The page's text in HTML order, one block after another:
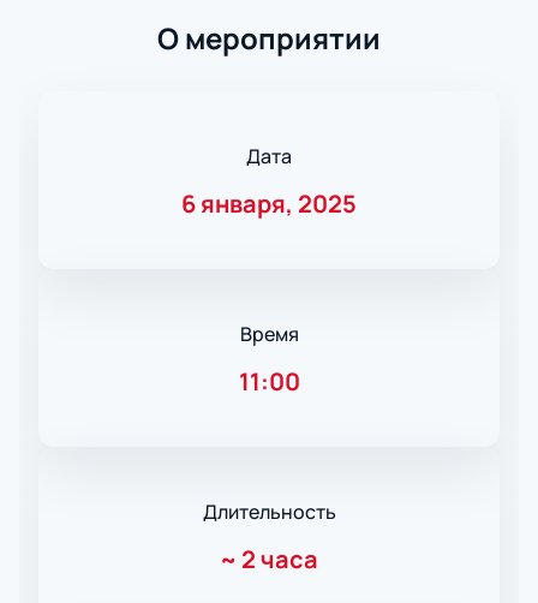
О мероприятии
Дата
6 января, 2025
Время
11:00
Длительность
~ 2 часа